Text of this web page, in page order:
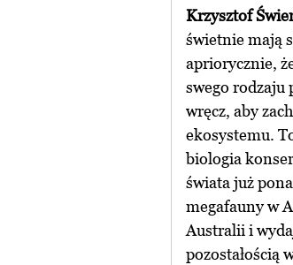
Krzysztof
świetnie mają
apriorycznie,
swego rodzaju
wręcz, aby
ekosystemu.
biologia
świata już
megafauny w
Australii i
pozostałością